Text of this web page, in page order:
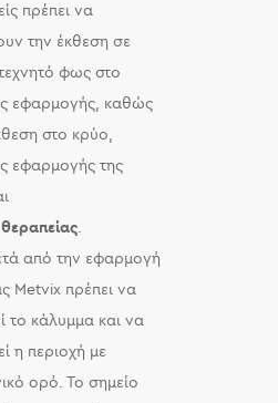
πρέπει να
την έκθεση σε
φως στο
εφαρμογής, καθώς
στο κρύο,
εφαρμογής της
.
από την εφαρμογή
Metvix πρέπει να
το κάλυμμα και να
η περιοχή με
ορό. Το σημείο